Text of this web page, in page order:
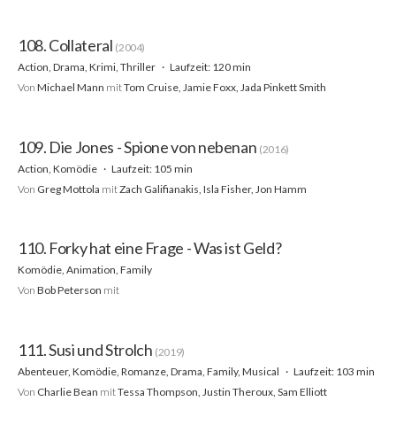
108. Collateral (2004)
Action, Drama, Krimi, Thriller
Laufzeit: 120 min
Von Michael Mann mitTom Cruise, Jamie Foxx, Jada Pinkett Smith
109. Die Jones - Spione von nebenan (2016)
Action, Komödie
Laufzeit: 105 min
Von Greg Mottola mitZach Galifianakis, Isla Fisher, Jon Hamm
110. Forky hat eine Frage - Was ist Geld?
Komödie, Animation, Family
Von Bob Peterson mit
111. Susi und Strolch (2019)
Abenteuer, Komödie, Romanze, Drama, Family, Musical
Laufzeit: 103 min
Von Charlie Bean mitTessa Thompson, Justin Theroux, Sam Elliott